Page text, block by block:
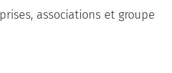
associations et groupe